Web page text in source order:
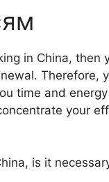
in China, then
Therefore,
time and
your
is it